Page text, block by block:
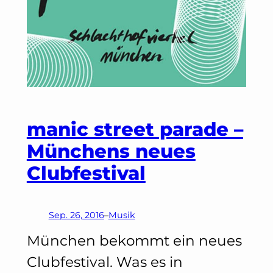
manic street parade –
Münchens neues
Clubfestival
Sep. 26, 2016–Musik
München bekommt ein neues
Clubfestival. Was es in